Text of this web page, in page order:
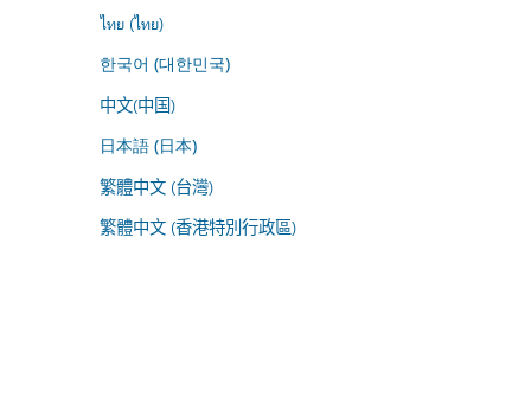
ไทย (ไทย)
한국어 (대한민국)
中文(中国)
日本語 (日本)
繁體中文 (台灣)
繁體中文 (香港特別行政區)